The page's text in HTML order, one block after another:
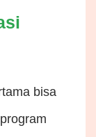
bisa